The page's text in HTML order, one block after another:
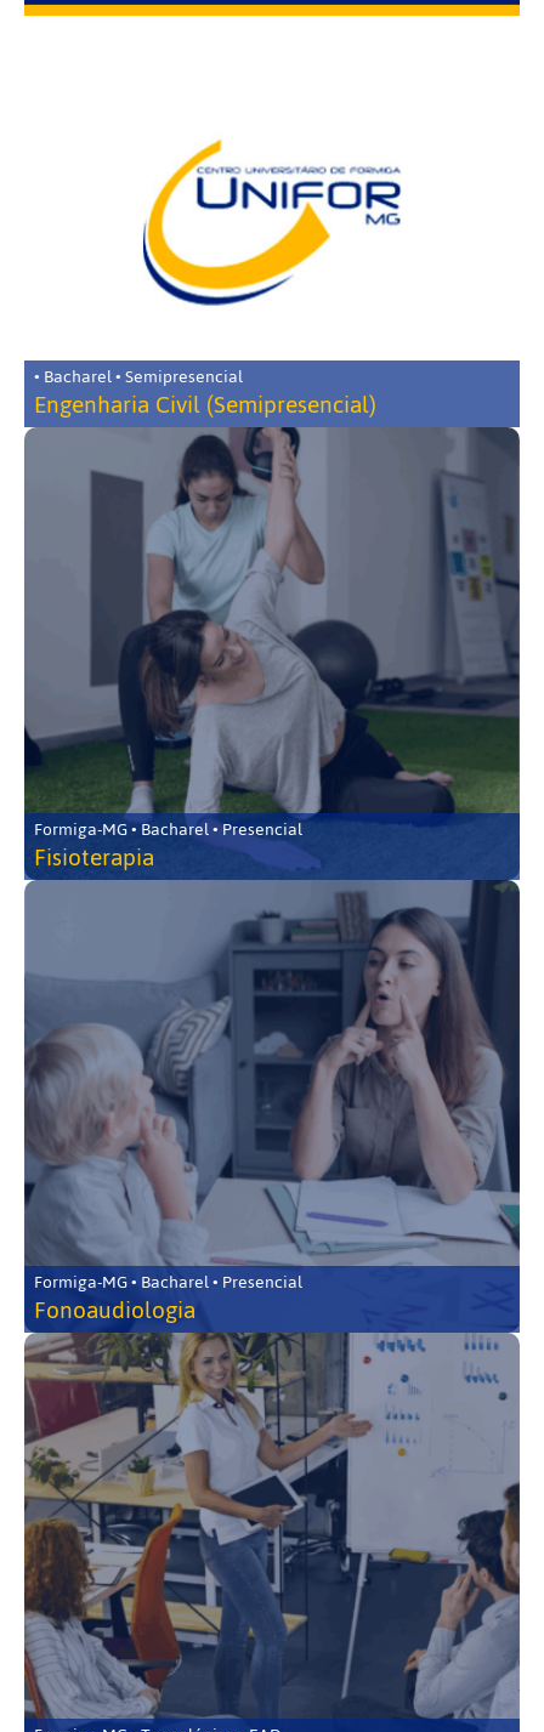
• Bacharel • Semipresencial
Engenharia Civil (Semipresencial)
Formiga-MG • Bacharel • Presencial
Fisioterapia
Formiga-MG • Bacharel • Presencial
Fonoaudiologia